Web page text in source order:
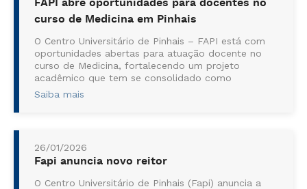
FAPI abre oportunidades para docentes no
curso de Medicina em Pinhais
O Centro Universitário de Pinhais – FAPI está com
oportunidades abertas para atuação docente no
curso de Medicina, fortalecendo um projeto
acadêmico que tem se consolidado como
referência na graduação de novos médicos na
Saiba mais
26/01/2026
Fapi anuncia novo reitor
O Centro Universitário de Pinhais (Fapi) anuncia a